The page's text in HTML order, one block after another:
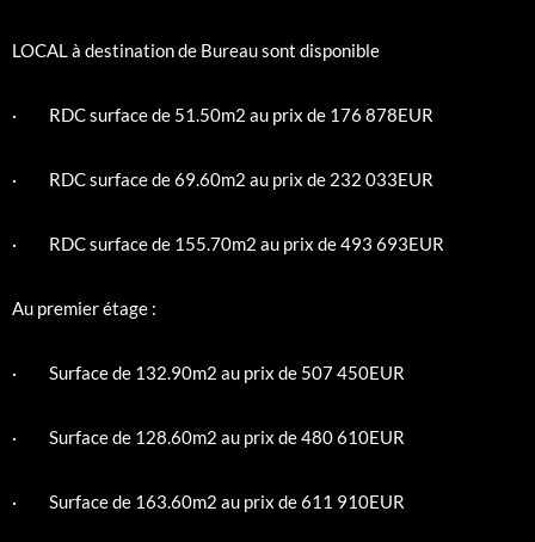
LOCAL à destination de Bureau sont disponible
· RDC surface de 51.50m2 au prix de 176 878EUR
· RDC surface de 69.60m2 au prix de 232 033EUR
· RDC surface de 155.70m2 au prix de 493 693EUR
Au premier étage :
· Surface de 132.90m2 au prix de 507 450EUR
· Surface de 128.60m2 au prix de 480 610EUR
· Surface de 163.60m2 au prix de 611 910EUR